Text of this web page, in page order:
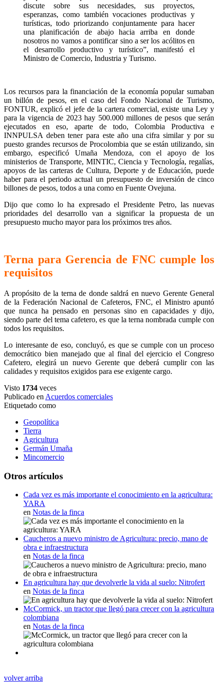
discute sobre sus necesidades, sus proyectos,
esperanzas, como también vocaciones productivas y
turísticas, todo priorizando conjuntamente para hacer
una planificación de abajo hacia arriba en donde
nosotros no vamos a pontificar sino a ser los acólitos en
el desarrollo productivo y turístico”, manifestó el
Ministro de Comercio, Industria y Turismo.
Los recursos para la financiación de la economía popular sumaban
un billón de pesos, en el caso del Fondo Nacional de Turismo,
FONTUR, explicó el jefe de la cartera comercial, existe una Ley y
para la vigencia de 2023 hay 500.000 millones de pesos que serán
ejecutados en eso, aparte de todo, Colombia Productiva e
INNPULSA deben tener para este año una cifra similar y por su
puesto grandes recursos de Procolombia que se están utilizando, sin
embargo, especificó Umaña Mendoza, con el apoyo de los
ministerios de Transporte, MINTIC, Ciencia y Tecnología, regalías,
apoyos de las carteras de Cultura, Deporte y de Educación, puede
haber para el periodo actual un presupuesto de inversión de cinco
billones de pesos, todos a una como en Fuente Ovejuna.
Dijo que como lo ha expresado el Presidente Petro, las nuevas
prioridades del desarrollo van a significar la propuesta de un
presupuesto mucho mayor para los próximos tres años.
Terna para Gerencia de FNC cumple los
requisitos
A propósito de la terna de donde saldrá en nuevo Gerente General
de la Federación Nacional de Cafeteros, FNC, el Ministro apuntó
que nunca ha pensado en personas sino en capacidades y dijo,
siendo parte del tema cafetero, es que la terna nombrada cumple con
todos los requisitos.
Lo interesante de eso, concluyó, es que se cumple con un proceso
democrático bien manejado que al final del ejercicio el Congreso
Cafetero, elegirá un nuevo Gerente que deberá cumplir con las
calidades y requisitos exigidos para ese exigente cargo.
Visto 1734 veces
Publicado en Acuerdos comerciales
Etiquetado como
Geopolítica
Tierra
Agricultura
Germán Umaña
Mincomercio
Otros artículos
Cada vez es más importante el conocimiento en la agricultura:
YARA
en Notas de la finca
Caucheros a nuevo ministro de Agricultura: precio, mano de
obra e infraestructura
en Notas de la finca
En agricultura hay que devolverle la vida al suelo: Nitrofert
en Notas de la finca
McCormick, un tractor que llegó para crecer con la agricultura
colombiana
en Notas de la finca
volver arriba